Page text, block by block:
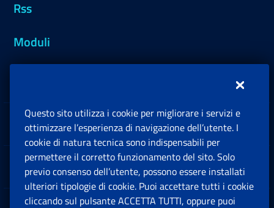
Rss
Moduli
Sedi e Contatti
Software
Questo sito utilizza i cookie per migliorare i servizi e
ottimizzare l’esperienza di navigazione dell’utente. I
cookie di natura tecnica sono indispensabili per
permettere il corretto funzionamento del sito. Solo
previo consenso dell’utente, possono essere installati
ulteriori tipologie di cookie. Puoi accettare tutti i cookie
cliccando sul pulsante ACCETTA TUTTI, oppure puoi